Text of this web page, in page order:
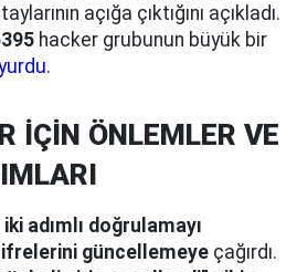
açığa çıktığını açıkladı.
hacker grubunun büyük bir
.
İÇİN ÖNLEMLER VE
iki adımlı doğrulamayı
güncellemeye çağırdı.